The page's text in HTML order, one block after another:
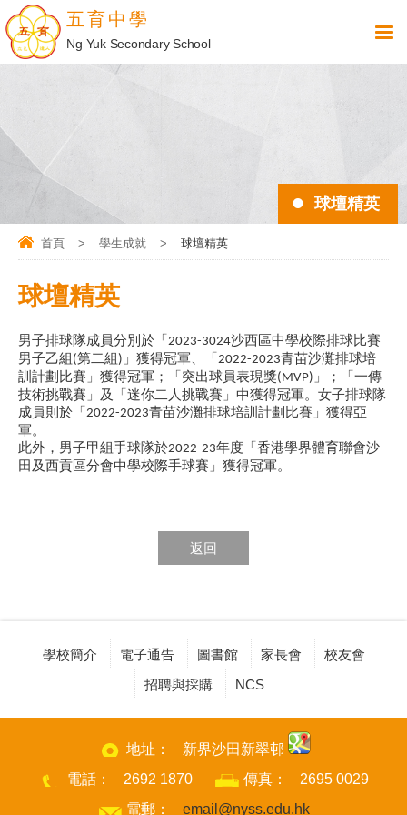
五育中學
Ng Yuk Secondary School
球壇精英
首頁 > 學生成就 > 球壇精英
球壇精英
男子排球隊成員分別於「 2023-3024沙西區中學校際排球比賽
男子乙組 (第二組 ) 」獲得冠軍、「 2022-2023青苗沙灘排球培
訓計劃比賽」獲得冠軍；「突出球員表現獎(MVP) 」；「一傳
技術挑戰賽」及「迷你二人挑戰賽」中獲得冠軍。女子排球隊
成員則於「 2022-2023青苗沙灘排球培訓計劃比賽」獲得亞
軍。
此外，男子甲組手球隊於2022-23年度「香港學界體育聯會沙
田及西貢區分會中學校際手球賽」獲得冠軍。
返回
學校簡介 電子通告 圖書館 家長會
校友會
招聘與採購
NCS
地址：
新界沙田新翠邨
電話：
2692 1870 傳真：
2695 0029
電郵：
email@nyss.edu.hk